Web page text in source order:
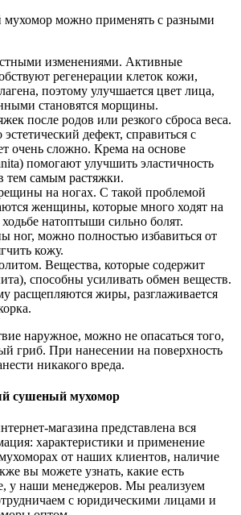
можно применять с разными
изменениями. Активные
регенерации клеток кожи,
поэтому улучшается цвет лица,
становятся морщины.
после родов или резкого сброса веса.
дефект, справиться с
очень сложно. Крема на основе
помогают улучшить эластичность
тем самым растяжки.
на ногах. С такой проблемой
женщины, которые много ходят на
натоптыши сильно болят.
ног, можно полностью избавиться от
кожу.
Вещества, которые содержит
способны усиливать обмен веществ.
расщепляются жиры, разглаживается
наружное, можно не опасаться того,
гриб. При нанесении на поверхность
никакого вреда.
сушеный мухомор
магазина представлена вся
характеристики и применение
от наших клиентов, наличие
вы можете узнать, какие есть
у наши менеджеров. Мы реализуем
с юридическими лицами и